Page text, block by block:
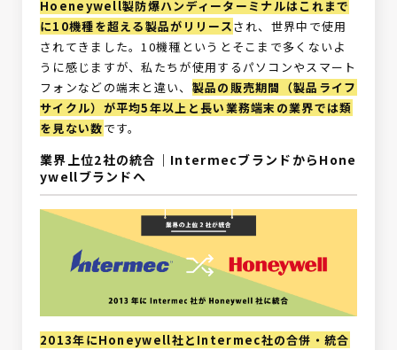
Hoeneywell製防爆ハンディーターミナルはこれまで
に10機種を超える製品がリリースされ、世界中で使用
されてきました。10機種というとそこまで多くないよ
うに感じますが、私たちが使用するパソコンやスマート
フォンなどの端末と違い、 製品の販売期間（製品ライフ
サイクル）が平均5年以上と長い業務端末の業界では類
を見ない数です。
業界上位2社の統合｜IntermecブランドからHone
ywellブランドへ
2013年にHoneywell社とIntermec社の合併・統合